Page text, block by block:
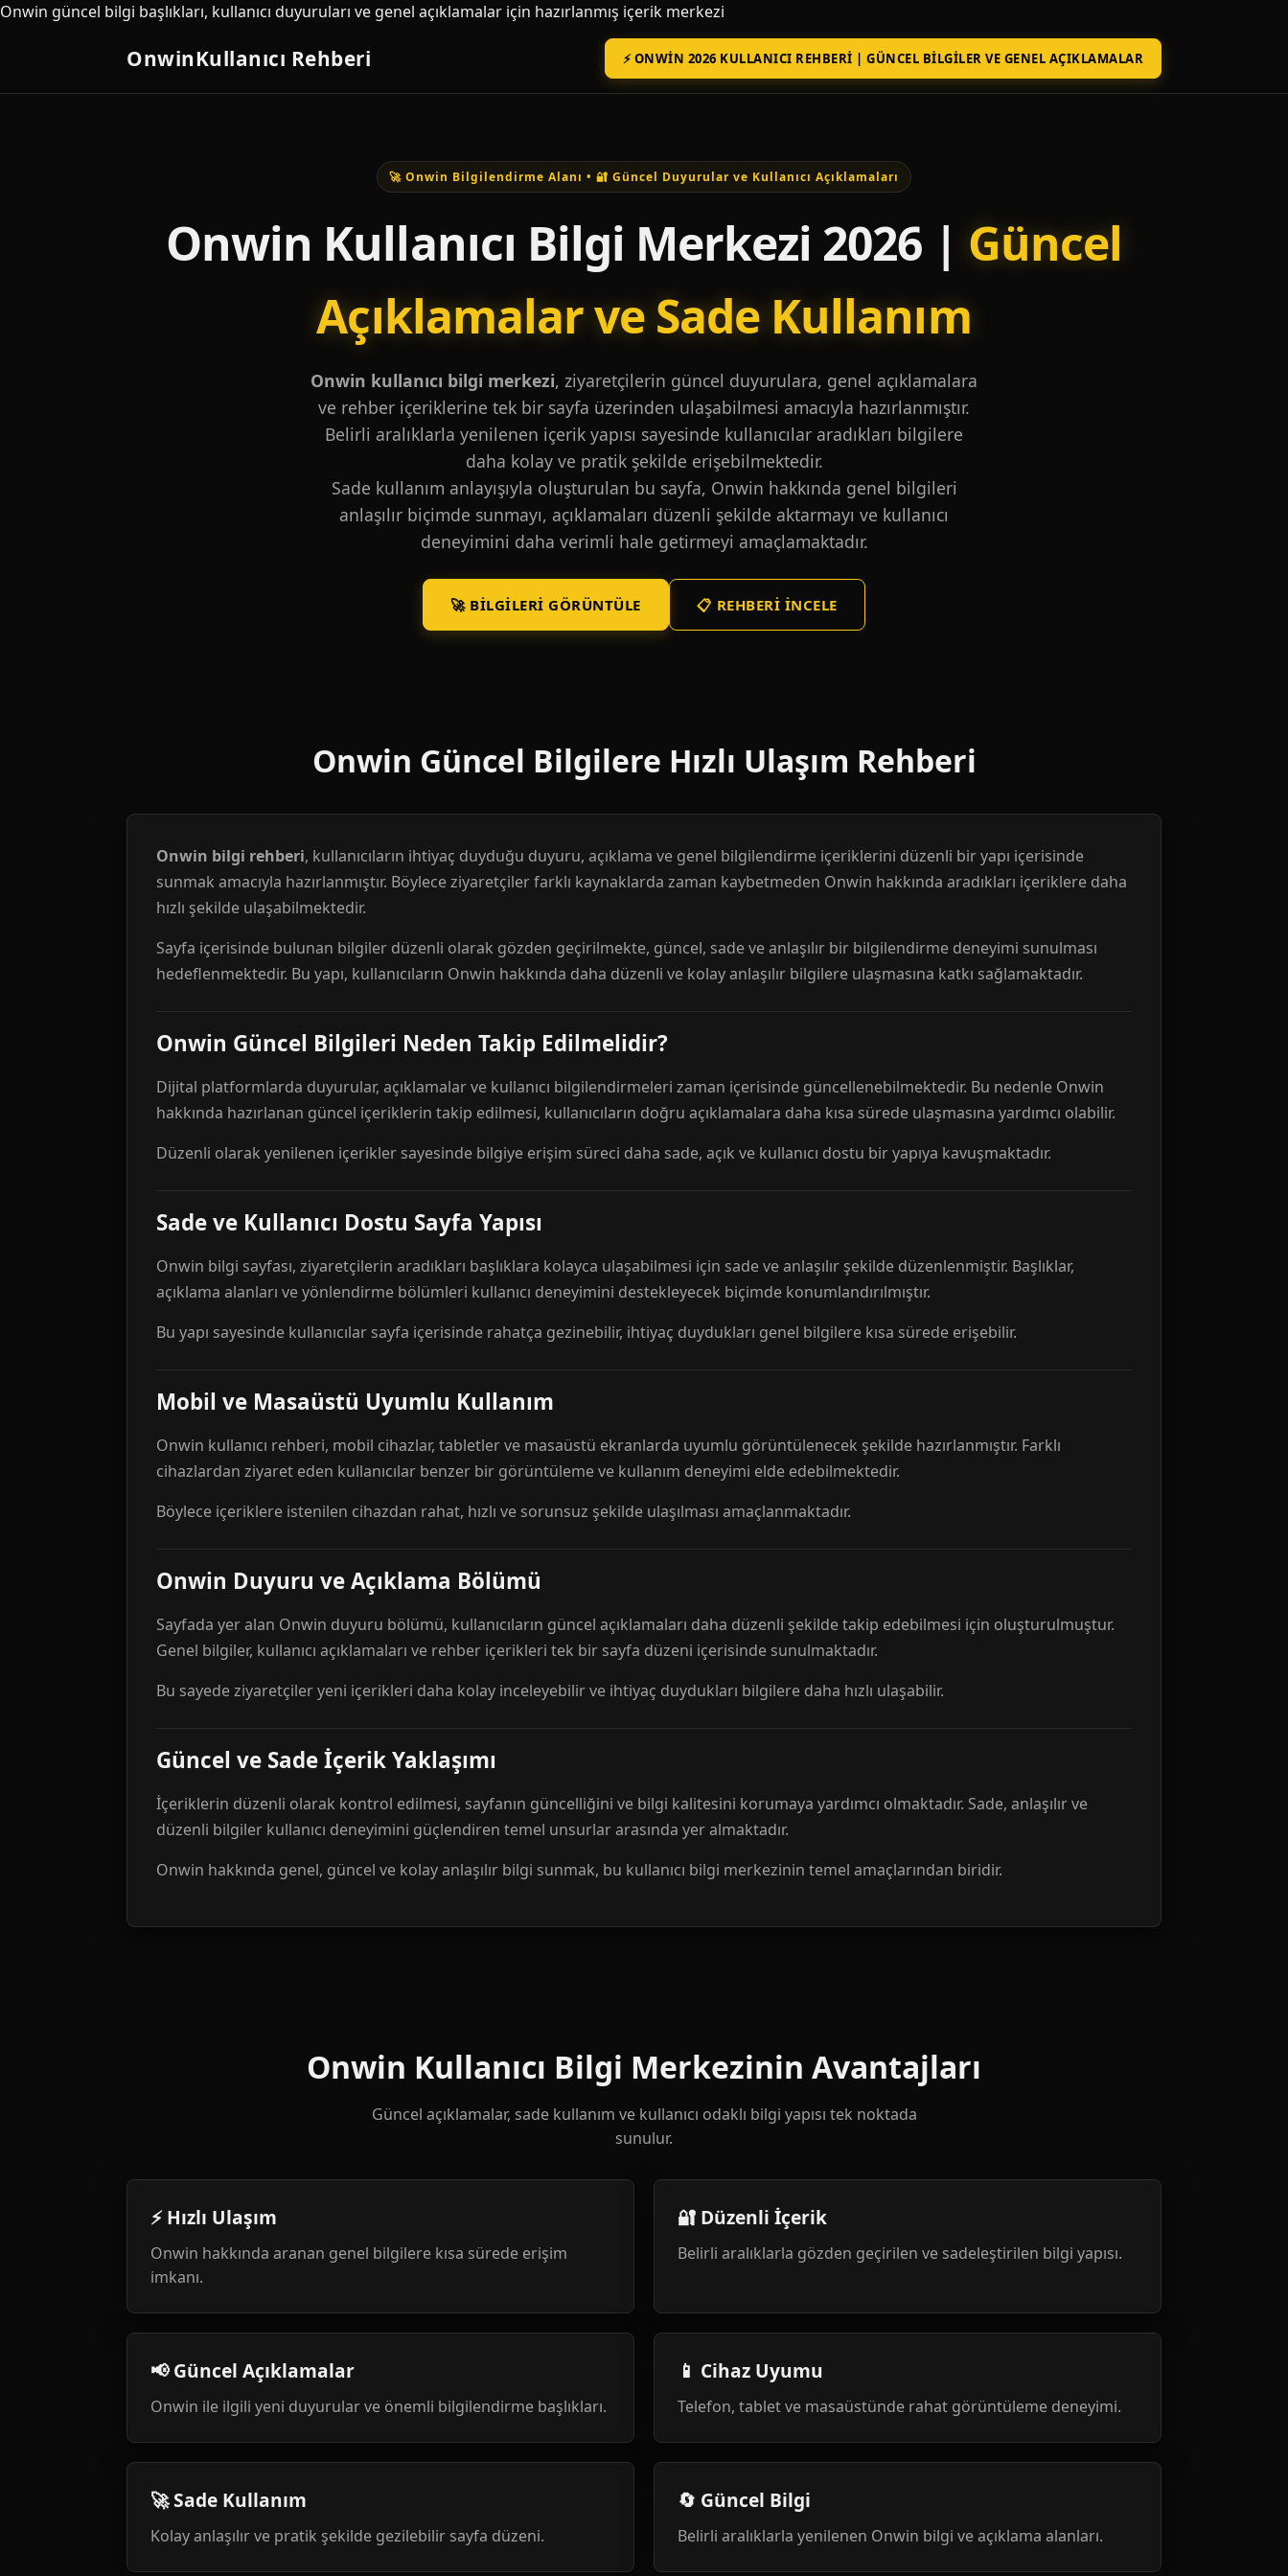
Onwin güncel bilgi başlıkları, kullanıcı duyuruları ve genel açıklamalar için hazırlanmış içerik merkezi
OnwinKullanıcı Rehberi ⚡ ONWIN 2026 KULLANICI REHBERI | GÜNCEL BILGILER VE GENEL AÇIKLAMALAR
🚀 Onwin Bilgilendirme Alanı • 🔐 Güncel Duyurular ve Kullanıcı Açıklamaları
Onwin Kullanıcı Bilgi Merkezi 2026 | Güncel
Açıklamalar ve Sade Kullanım
Onwin kullanıcı bilgi merkezi, ziyaretçilerin güncel duyurulara, genel açıklamalara
ve rehber içeriklerine tek bir sayfa üzerinden ulaşabilmesi amacıyla hazırlanmıştır.
Belirli aralıklarla yenilenen içerik yapısı sayesinde kullanıcılar aradıkları bilgilere
daha kolay ve pratik şekilde erişebilmektedir.
Sade kullanım anlayışıyla oluşturulan bu sayfa, Onwin hakkında genel bilgileri
anlaşılır biçimde sunmayı, açıklamaları düzenli şekilde aktarmayı ve kullanıcı
deneyimini daha verimli hale getirmeyi amaçlamaktadır.
🚀 BILGILERI GÖRÜNTÜLE 📋 REHBERI İNCELE
Onwin Güncel Bilgilere Hızlı Ulaşım Rehberi
Onwin bilgi rehberi, kullanıcıların ihtiyaç duyduğu duyuru, açıklama ve genel bilgilendirme içeriklerini düzenli bir yapı içerisinde
sunmak amacıyla hazırlanmıştır. Böylece ziyaretçiler farklı kaynaklarda zaman kaybetmeden Onwin hakkında aradıkları içeriklere daha
hızlı şekilde ulaşabilmektedir.
Sayfa içerisinde bulunan bilgiler düzenli olarak gözden geçirilmekte, güncel, sade ve anlaşılır bir bilgilendirme deneyimi sunulması
hedeflenmektedir. Bu yapı, kullanıcıların Onwin hakkında daha düzenli ve kolay anlaşılır bilgilere ulaşmasına katkı sağlamaktadır.
Onwin Güncel Bilgileri Neden Takip Edilmelidir?
Dijital platformlarda duyurular, açıklamalar ve kullanıcı bilgilendirmeleri zaman içerisinde güncellenebilmektedir. Bu nedenle Onwin
hakkında hazırlanan güncel içeriklerin takip edilmesi, kullanıcıların doğru açıklamalara daha kısa sürede ulaşmasına yardımcı olabilir.
Düzenli olarak yenilenen içerikler sayesinde bilgiye erişim süreci daha sade, açık ve kullanıcı dostu bir yapıya kavuşmaktadır.
Sade ve Kullanıcı Dostu Sayfa Yapısı
Onwin bilgi sayfası, ziyaretçilerin aradıkları başlıklara kolayca ulaşabilmesi için sade ve anlaşılır şekilde düzenlenmiştir. Başlıklar,
açıklama alanları ve yönlendirme bölümleri kullanıcı deneyimini destekleyecek biçimde konumlandırılmıştır.
Bu yapı sayesinde kullanıcılar sayfa içerisinde rahatça gezinebilir, ihtiyaç duydukları genel bilgilere kısa sürede erişebilir.
Mobil ve Masaüstü Uyumlu Kullanım
Onwin kullanıcı rehberi, mobil cihazlar, tabletler ve masaüstü ekranlarda uyumlu görüntülenecek şekilde hazırlanmıştır. Farklı
cihazlardan ziyaret eden kullanıcılar benzer bir görüntüleme ve kullanım deneyimi elde edebilmektedir.
Böylece içeriklere istenilen cihazdan rahat, hızlı ve sorunsuz şekilde ulaşılması amaçlanmaktadır.
Onwin Duyuru ve Açıklama Bölümü
Sayfada yer alan Onwin duyuru bölümü, kullanıcıların güncel açıklamaları daha düzenli şekilde takip edebilmesi için oluşturulmuştur.
Genel bilgiler, kullanıcı açıklamaları ve rehber içerikleri tek bir sayfa düzeni içerisinde sunulmaktadır.
Bu sayede ziyaretçiler yeni içerikleri daha kolay inceleyebilir ve ihtiyaç duydukları bilgilere daha hızlı ulaşabilir.
Güncel ve Sade İçerik Yaklaşımı
İçeriklerin düzenli olarak kontrol edilmesi, sayfanın güncelliğini ve bilgi kalitesini korumaya yardımcı olmaktadır. Sade, anlaşılır ve
düzenli bilgiler kullanıcı deneyimini güçlendiren temel unsurlar arasında yer almaktadır.
Onwin hakkında genel, güncel ve kolay anlaşılır bilgi sunmak, bu kullanıcı bilgi merkezinin temel amaçlarından biridir.
Onwin Kullanıcı Bilgi Merkezinin Avantajları
Güncel açıklamalar, sade kullanım ve kullanıcı odaklı bilgi yapısı tek noktada
sunulur.
⚡ Hızlı Ulaşım
Onwin hakkında aranan genel bilgilere kısa sürede erişim
imkanı.
🔐 Düzenli İçerik
Belirli aralıklarla gözden geçirilen ve sadeleştirilen bilgi yapısı.
📢 Güncel Açıklamalar
Onwin ile ilgili yeni duyurular ve önemli bilgilendirme başlıkları.
📱 Cihaz Uyumu
Telefon, tablet ve masaüstünde rahat görüntüleme deneyimi.
🚀 Sade Kullanım
Kolay anlaşılır ve pratik şekilde gezilebilir sayfa düzeni.
🔄 Güncel Bilgi
Belirli aralıklarla yenilenen Onwin bilgi ve açıklama alanları.